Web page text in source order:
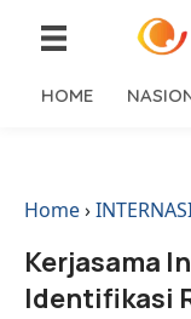
HOME
Home›
Kerjasama
Identifikasi